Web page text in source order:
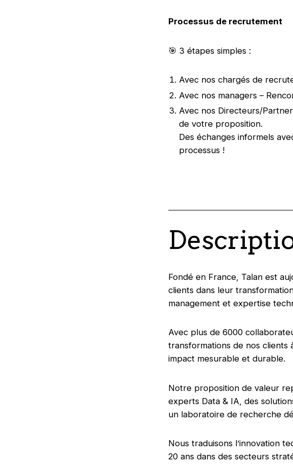
Processus de recrutement
🎯 3 étapes simples :
Avec nos chargés de
Avec nos managers –
Avec nos Directeurs/
de votre proposition.
Des échanges informels
processus !
Fondé en France, Talan est
clients dans leur
management et expertise
Avec plus de 6000
transformations de nos
impact mesurable et durable.
Notre proposition de valeur
experts Data & IA, des
un laboratoire de recherche
Nous traduisons l’innovation
20 ans dans des secteurs